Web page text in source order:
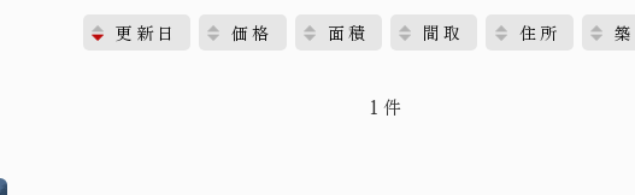
更新日 価格 面積 間取 住所
1件